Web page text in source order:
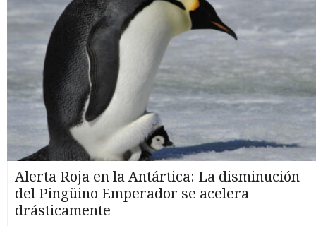
Alerta Roja en la Antártica: La disminución
del Pingüino Emperador se acelera
drásticamente